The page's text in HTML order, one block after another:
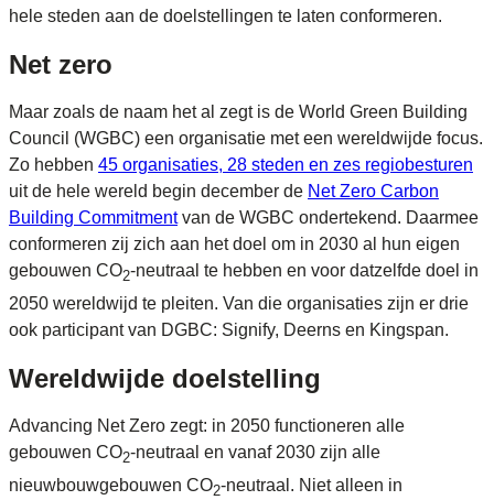
hele steden aan de doelstellingen te laten conformeren.
Net zero
Maar zoals de naam het al zegt is de World Green Building
Council (WGBC) een organisatie met een wereldwijde focus.
Zo hebben 45 organisaties, 28 steden en zes regiobesturen
uit de hele wereld begin december de Net Zero Carbon
Building Commitmentvan de WGBC ondertekend. Daarmee
conformeren zij zich aan het doel om in 2030 al hun eigen
gebouwen CO2-neutraal te hebben en voor datzelfde doel in
2050 wereldwijd te pleiten. Van die organisaties zijn er drie
ook participant van DGBC: Signify, Deerns en Kingspan.
Wereldwijde doelstelling
Advancing Net Zero zegt: in 2050 functioneren alle
gebouwen CO2-neutraal en vanaf 2030 zijn alle
nieuwbouwgebouwen CO2-neutraal. Niet alleen in